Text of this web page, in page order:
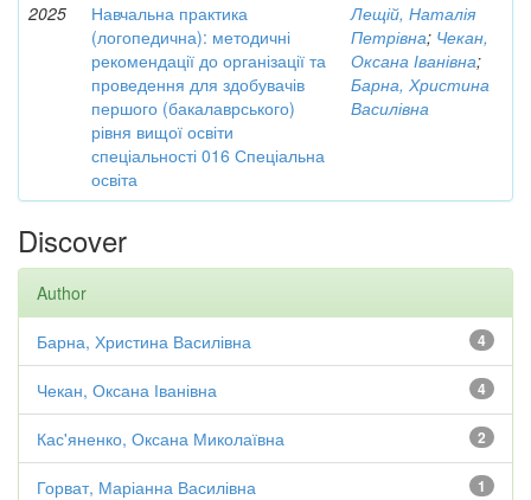
2025
Навчальна практика
(логопедична): методичні
рекомендації до організації та
проведення для здобувачів
першого (бакалаврського)
рівня вищої освіти
спеціальності 016 Спеціальна
освіта
Лещій, Наталія
Петрівна; Чекан,
Оксана Іванівна;
Барна, Христина
Василівна
Discover
Author
4
Барна, Христина Василівна
4
Чекан, Оксана Іванівна
2
Кас'яненко, Оксана Миколаївна
1
Горват, Маріанна Василівна